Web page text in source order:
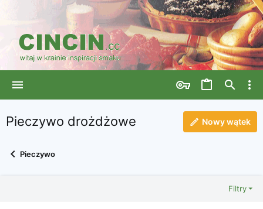
Pieczywo drożdżowe Nowy wątek
Pieczywo
Filtry